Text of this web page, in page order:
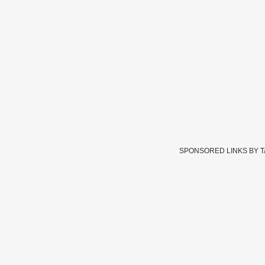
SPONSORED LINKS BY